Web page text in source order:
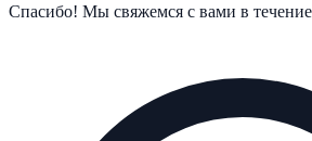
Спасибо! Мы свяжемся с вами в течение